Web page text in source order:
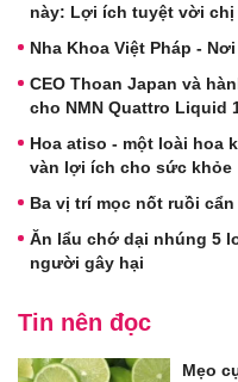
này: Lợi ích tuyệt vời chị
Nha Khoa Việt Pháp -
CEO Thoan Japan và
cho NMN Quattro Liquid
Hoa atiso - một loài hoa
vàn lợi ích cho sức khỏe
Ba vị trí mọc nốt ruồi
Ăn lẩu chớ dại nhúng 5
người gây hại
Tin nên đọc
Mẹo